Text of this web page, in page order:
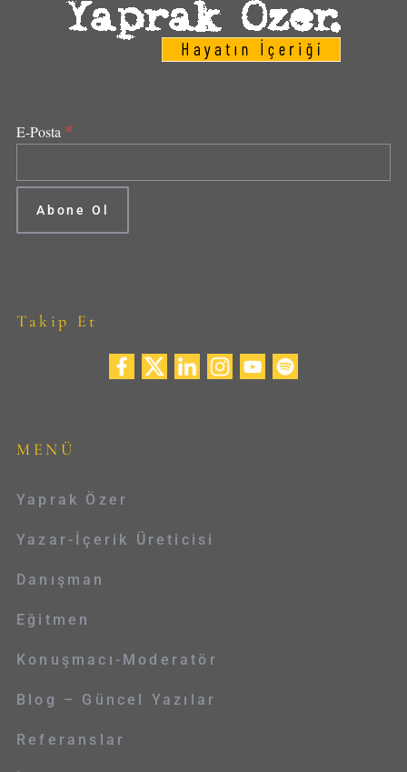
E-Posta *
Takip Et
MENÜ
Yaprak Özer
Yazar-İçerik Üreticisi
Danışman
Eğitmen
Konuşmacı-Moderatör
Blog – Güncel Yazılar
Referanslar